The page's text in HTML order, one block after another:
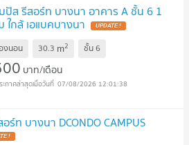
ปัส รีสอร์ท บางนา อาคาร A ชั้น 6 1
กล้ เอแบคบางนา
งนอน 30.3 m2 ชั้น6
บาท/เดือน
07/08/2026 12:01:38
ร์ท บางนา DCONDO CAMPUS